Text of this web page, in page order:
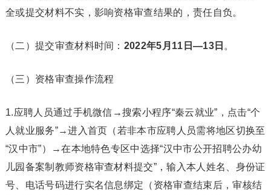
全或提交材料不实，影响资格审查结果的，责任自负。
（二）提交审查材料时间： 2022年5月11日—13日 。
（三）资格审查操作流程
1.应聘人员通过手机微信→搜索小程序“秦云就业”，点击“个
人就业服务”→进入首页（若非本市应聘人员需将地区切换至
“汉中市”）→在本地特色专区中选择“汉中市公开招聘公办幼
儿园备案制教师资格审查材料提交”，输入本人姓名、身份证
号、电话号码进行实名信息绑定（资格审查结束后，审核结